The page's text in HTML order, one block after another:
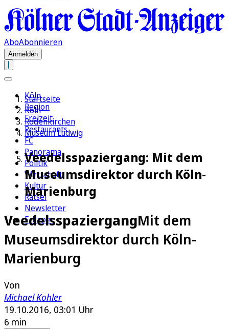
AboAbonnieren
Anmelden
Köln
Region
Freizeit
Restaurants
FC
Panorama
Politik
Wirtschaft
Kultur
Rätsel
Newsletter
E-Paper
Startseite
Köln
Rodenkirchen
Museum Ludwig
Veedelsspaziergang: Mit dem
Museumsdirektor durch Köln-
Marienburg
VeedelsspaziergangMit dem
Museumsdirektor durch Köln-
Marienburg
Von
Michael Kohler
19.10.2016, 03:01 Uhr
6 min